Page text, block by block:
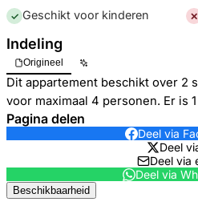
✓ Geschikt voor kinderen ✕
Indeling
Origineel
Dit appartement beschikt over 2
voor maximaal 4 personen. Er is
Pagina delen
Deel via
Deel
Deel via
Deel via
Beschikbaarheid